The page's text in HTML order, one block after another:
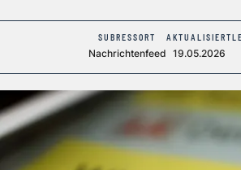
SUBRESSORT
Nachrichtenfeed
AKTUALISIERT
19.05.2026